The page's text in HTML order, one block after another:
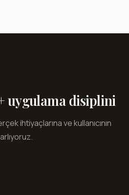
uygulama disiplini
ihtiyaçlarına ve kullanıcının